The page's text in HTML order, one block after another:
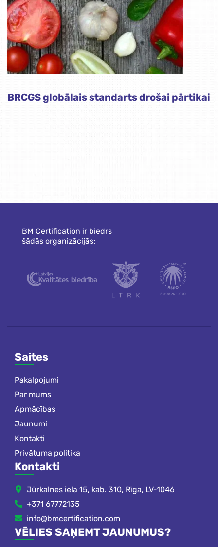
BRCGS globālais standarts drošai pārtikai
BM Certification ir biedrs
šādās organizācijās:
Saites
Pakalpojumi
Par mums
Apmācības
Jaunumi
Kontakti
Privātuma politika
Kontakti
Jūrkalnes iela 15, kab. 310, Rīga, LV-1046
+371 67772135
info@bmcertification.com
VĒLIES SAŅEMT JAUNUMUS?